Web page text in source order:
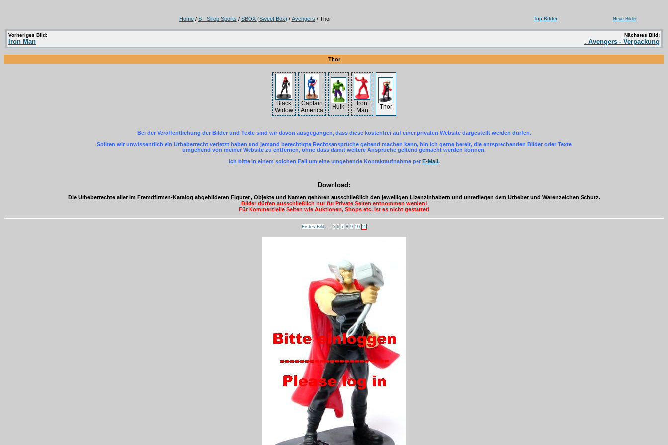
Home/ S - Sirop Sports / SBOX (Sweet Box) / Avengers / Thor Top Bilder Neue Bilder
Vorheriges Bild:
Iron Man
Nächstes Bild:
. Avengers - Verpackung
Thor
Black
Widow
Captain
America
Hulk
Iron
Man
Thor
Bei der Veröffentlichung der Bilder und Texte sind wir davon ausgegangen, dass diese kostenfrei auf einer privaten Website dargestellt werden dürfen.
Sollten wir unwissentlich ein Urheberrecht verletzt haben und jemand berechtigte Rechtsansprüche geltend machen kann, bin ich gerne bereit, die entsprechenden Bilder oder Texte
umgehend von meiner Website zu entfernen, ohne dass damit weitere Ansprüche geltend gemacht werden können.
Ich bitte in einem solchen Fall um eine umgehende Kontaktaufnahme per E-Mail.
Download:
Die Urheberrechte aller im Fremdfirmen-Katalog abgebildeten Figuren, Objekte und Namen gehören ausschließlich den jeweiligen Lizenzinhabern und unterliegen dem Urheber und Warenzeichen Schutz.
Bilder dürfen ausschließlich nur für Private Seiten entnommen werden!
Für Kommerzielle Seiten wie Auktionen, Shops etc. ist es nicht gestattet!
Erstes Bild 5 6 7 8 9 10 11